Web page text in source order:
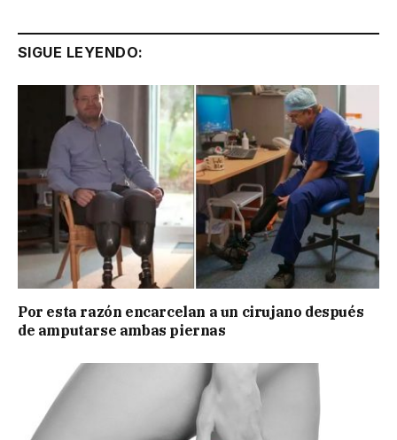
SIGUE LEYENDO:
Por esta razón encarcelan a un cirujano después
de amputarse ambas piernas